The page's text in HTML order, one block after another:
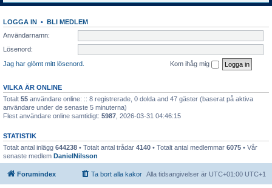
LOGGA IN • BLI MEDLEM
Användarnamn:
Lösenord:
Jag har glömt mitt lösenord.
Kom ihåg mig
VILKA ÄR ONLINE
Totalt 55 användare online: :: 8 registrerade, 0 dolda and 47 gäster (baserat på aktiva
användare under de senaste 5 minuterna)
Flest användare online samtidigt: 5987 , 2026-03-31 04:46:15
STATISTIK
Totalt antal inlägg 644238 • Totalt antal trådar 4140 • Totalt antal medlemmar 6075 • Vår
senaste medlem DanielNilsson
Forumindex Alla tidsangivelser är UTC+01:00 UTC+1
Ta bort alla kakor